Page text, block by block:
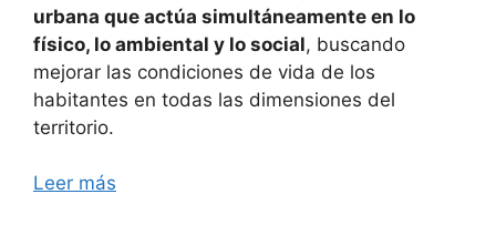
urbana que actúa simultáneamente en lo
físico, lo ambiental y lo social, buscando
mejorar las condiciones de vida de los
habitantes en todas las dimensiones del
territorio.
Leer más